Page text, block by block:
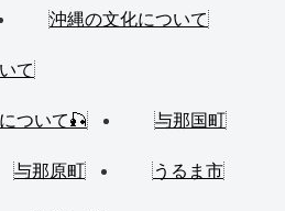
沖縄の文化について
て
ついて🎣 与那国町
与那原町 うるま市